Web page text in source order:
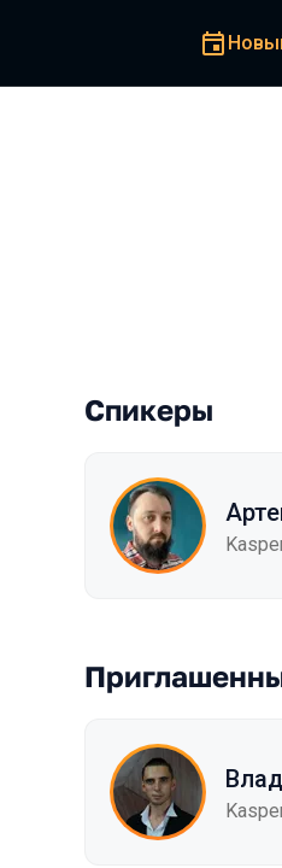
Спикеры